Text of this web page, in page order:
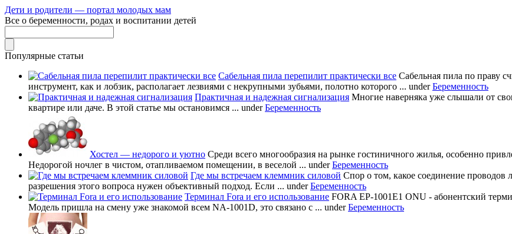
Дети и родители — портал молодых мам
Все о беременности, родах и воспитании детей
Популярные статьи
Сабельная пила перепилит практически все Сабельная пила по праву
инструмент, как и лобзик, располагает лезвиями с некрупными зубьями, полотно которого ... underБеременность
Практичная и надежная сигнализация Многие наверняка уже слышали от
квартире или даче. В этой статье мы остановимся ... underБеременность
Хостел — недорого и уютно Среди всего многообразия на рынке гостиничного жилья, особенно
Недорогой ночлег в чистом, отапливаемом помещении, в веселой ... underБеременность
Где мы встречаем клеммник силовой Спор о том, какое соединение проводов
разрешения этого вопроса нужен объективный подход. Если ... underБеременность
Терминал Fora и его использование FORA EP-1001E1 ONU - абонентский
Модель пришла на смену уже знакомой всем NA-1001D, это связано с ... underБеременность